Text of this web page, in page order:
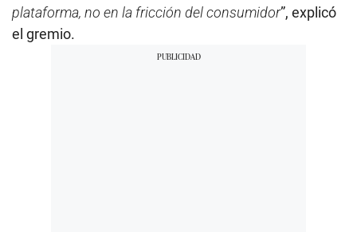
plataforma, no en la fricción del consumidor”, explicó
el gremio.